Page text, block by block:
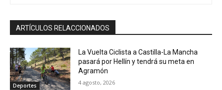
ARTÍCULOS RELACCIONADOS
Deportes
La Vuelta Ciclista a Castilla-La Mancha
pasará por Hellín y tendrá su meta en
Agramón
4 agosto, 2026